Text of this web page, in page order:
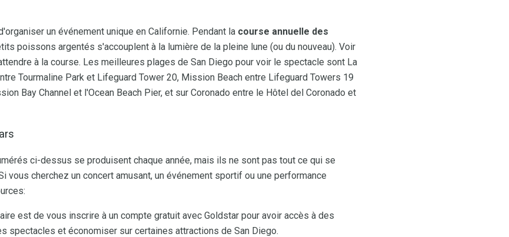
un événement unique en Californie. Pendant la course annuelle des
poissons argentés s'accouplent à la lumière de la pleine lune (ou du nouveau). Voir
à la course. Les meilleures plages de San Diego pour voir le spectacle sont La
Tourmaline Park et Lifeguard Tower 20, Mission Beach entre Lifeguard Towers 19
Bay Channel et l'Ocean Beach Pier, et sur Coronado entre le Hôtel del Coronado et
ci-dessus se produisent chaque année, mais ils ne sont pas tout ce qui se
vous cherchez un concert amusant, un événement sportif ou une performance
est de vous inscrire à un compte gratuit avec Goldstar pour avoir accès à des
spectacles et économiser sur certaines attractions de San Diego.